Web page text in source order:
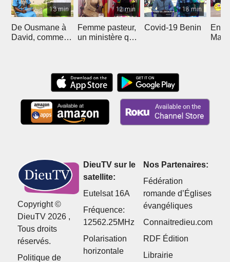
13 min
De Ousmane à
David, comment
12 min
Femme pasteur,
un ministère qui
18 min
Covid-19 Benin
En
Mali
Copyright ©
DieuTV 2026 ,
Tous droits
réservés.
Politique de
DieuTV sur le
satellite:
Eutelsat 16A
Fréquence:
12562.25MHz
Polarisation
horizontale
Nos Partenaires:
Fédération
romande d’Églises
évangéliques
Connaitredieu.com
RDF Édition
Librairie